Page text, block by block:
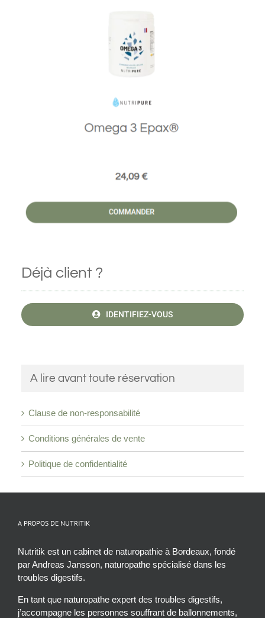
Déjà client ?
IDENTIFIEZ-VOUS
A lire avant toute réservation
Clause de non-responsabilité
Conditions générales de vente
Politique de confidentialité
A PROPOS DE NUTRITIK
Nutritik est un cabinet de naturopathie à Bordeaux, fondé
par Andreas Jansson, naturopathe spécialisé dans les
troubles digestifs.
En tant que naturopathe expert des troubles digestifs,
j’accompagne les personnes souffrant de ballonnements,